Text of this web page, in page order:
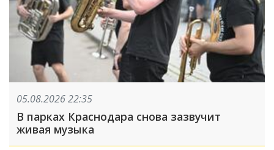
05.08.2026 22:35
В парках Краснодара снова зазвучит
живая музыка